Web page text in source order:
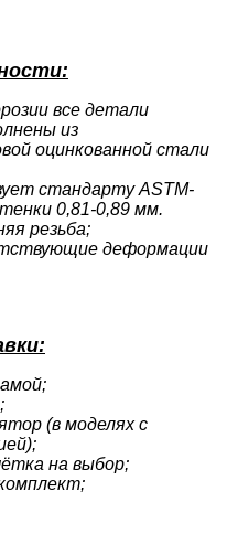
все детали
из
оцинкованной стали
стандарту ASTM-
0,81-0,89 мм.
резьба;
деформации
(в моделях с
на выбор;